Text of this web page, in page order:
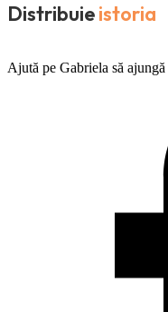
Distribuieistoria
Ajută pe Gabriela să